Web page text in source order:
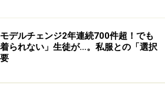
デルチェンジ2年連続700件超！でも
られない」生徒が…。私服との「選択